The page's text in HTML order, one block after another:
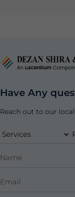
Have Any
Reach out to our